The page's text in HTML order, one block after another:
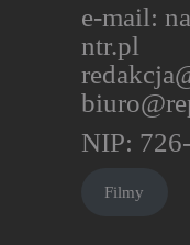
e-mail:
ntr.pl
NIP:
Filmy